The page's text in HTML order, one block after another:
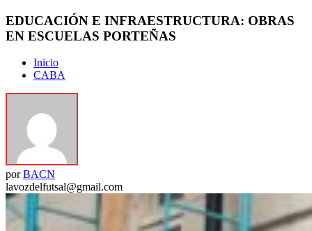
EDUCACIÓN E INFRAESTRUCTURA: OBRAS
EN ESCUELAS PORTEÑAS
Inicio
CABA
porBACN
lavozdelfutsal@gmail.com